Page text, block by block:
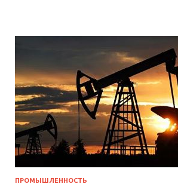
ПРОМЫШЛЕННОСТЬ